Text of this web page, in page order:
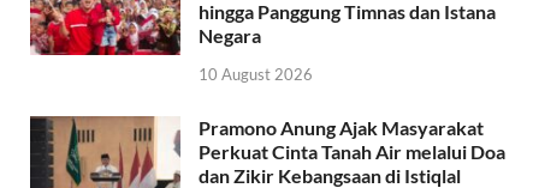
hingga Panggung Timnas dan Istana
Negara
10 August 2026
Pramono Anung Ajak Masyarakat
Perkuat Cinta Tanah Air melalui Doa
dan Zikir Kebangsaan di Istiqlal